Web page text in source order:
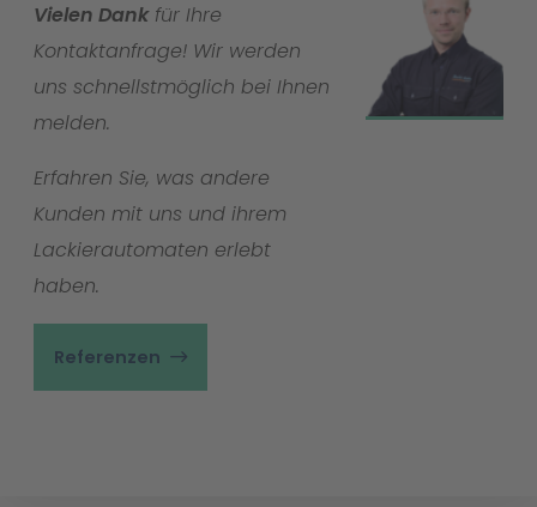
Vielen Dankfür Ihre
Kontaktanfrage! Wir werden
uns schnellstmöglich bei Ihnen
melden.
Erfahren Sie, was andere
Kunden mit uns und ihrem
Lackierautomaten erlebt
haben.
Referenzen